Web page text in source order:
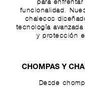
para
funcionalidad.
chalecos
tecnología
y protección
CHOMPAS Y
Desde